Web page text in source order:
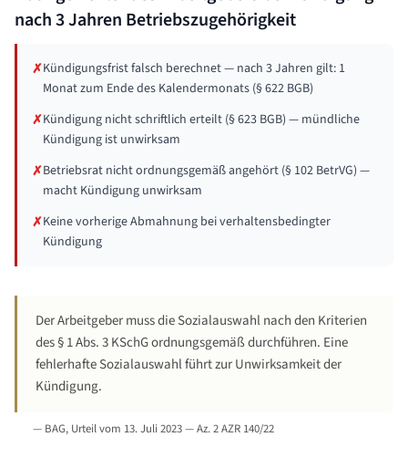
nach3 Jahren Betriebszugehörigkeit
✗Kündigungsfrist falsch berechnet — nach 3 Jahren gilt: 1
Monat zum Ende des Kalendermonats (§ 622 BGB)
✗Kündigung nicht schriftlich erteilt (§ 623 BGB) — mündliche
Kündigung ist unwirksam
✗Betriebsrat nicht ordnungsgemäß angehört (§ 102 BetrVG) —
macht Kündigung unwirksam
✗Keine vorherige Abmahnung bei verhaltensbedingter
Kündigung
Der Arbeitgeber muss die Sozialauswahl nach den Kriterien
des § 1 Abs. 3 KSchG ordnungsgemäß durchführen. Eine
fehlerhafte Sozialauswahl führt zur Unwirksamkeit der
Kündigung.
— BAG, Urteil vom 13. Juli 2023 — Az. 2 AZR 140/22